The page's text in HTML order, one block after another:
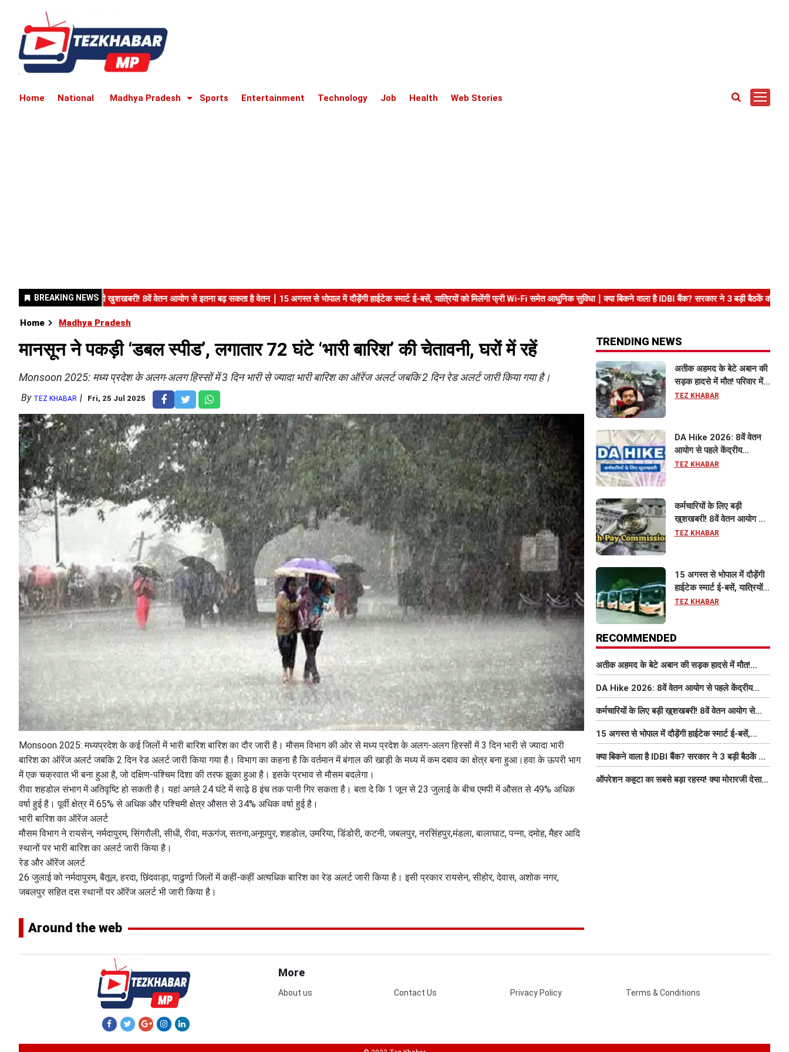
Home National Madhya Pradesh Sports Entertainment Technology Job Health Web Stories
Home Madhya Pradesh
मानसून ने पकड़ी ‘डबल स्पीड’, लगातार 72 घंटे ‘भारी बारिश’ की चेतावनी, घरों में रहें
Monsoon 2025: मध्य प्रदेश के अलग-अलग हिस्सों में 3 दिन भारी से ज्यादा भारी बारिश का ऑरेंज अलर्ट जबकि 2 दिन रेड अलर्ट जारी किया गया है।
By TEZ KHABAR Fri, 25 Jul 2025
Monsoon 2025: मध्यप्रदेश के कई जिलों में भारी बारिश बारिश का दौर जारी है। मौसम विभाग की ओर से मध्य प्रदेश के अलग-अलग हिस्सों में 3 दिन भारी से ज्यादा भारी
बारिश का ऑरेंज अलर्ट जबकि 2 दिन रेड अलर्ट जारी किया गया है। विभाग का कहना है कि वर्तमान में बंगाल की खाड़ी के मध्य में कम दबाव का क्षेत्र बना हुआ।हवा के ऊपरी भाग
में एक चक्रवात भी बना हुआ है, जो दक्षिण-पश्चिम दिशा की तरफ झुका हुआ है। इसके प्रभाव से मौसम बदलेगा।
रीवा शहडोल संभाग में अतिवृष्टि हो सकती है। यहां अगले 24 घंटे में साढ़े 8 इंच तक पानी गिर सकता है। बता दे कि 1 जून से 23 जुलाई के बीच एमपी में औसत से 49% अधिक
वर्षा हुई है। पूर्वी क्षेत्र में 65% से अधिक और पश्चिमी क्षेत्र औसत से 34% अधिक वर्षा हुई है।
भारी बारिश का ऑरेंज अलर्ट
मौसम विभाग ने रायसेन, नर्मदापुरम, सिंगरौली, सीधी, रीवा, मऊगंज, सतना,अनूपपुर, शहडोल, उमरिया, डिंडोरी, कटनी, जबलपुर, नरसिंहपुर,मंडला, बालाघाट, पन्ना, दमोह, मैहर आदि
स्थानों पर भारी बारिश का अलर्ट जारी किया है।
रेड और ऑरेंज अलर्ट
26 जुलाई को नर्मदापुरम, बैतूल, हरदा, छिंदवाड़ा, पाढुर्णा जिलों में कहीं-कहीं अत्यधिक बारिश का रेड अलर्ट जारी किया है। इसी प्रकार रायसेन, सीहोर, देवास, अशोक नगर,
जबलपुर सहित दस स्थानों पर ऑरेंज अलर्ट भी जारी किया है।
Around the web
TRENDING NEWS
अतीक अहमद के बेटे अबान की
सड़क हादसे में मौत! परिवार में
मातम, भाई एहजाम ने क्या कहा?
TEZ KHABAR
DA Hike 2026: 8वें वेतन
आयोग से पहले केंद्रीय
कर्मचारियों को बड़ी राहत, महंगाई
TEZ KHABAR
कर्मचारियों के लिए बड़ी
खुशखबरी! 8वें वेतन आयोग से
इतना बढ़ सकता है वेतन
TEZ KHABAR
15 अगस्त से भोपाल में दौड़ेंगी
हाईटेक स्मार्ट ई-बसें, यात्रियों
को मिलेंगी फ्री Wi-Fi समेत
TEZ KHABAR
RECOMMENDED
अतीक अहमद के बेटे अबान की सड़क हादसे में मौत!
परिवार में मातम, भाई एहजाम ने क्या कहा? जानिए पूरा
मामला
DA Hike 2026: 8वें वेतन आयोग से पहले केंद्रीय
कर्मचारियों को बड़ी राहत, महंगाई भत्ता 63% होने की
संभावना
कर्मचारियों के लिए बड़ी खुशखबरी! 8वें वेतन आयोग से
इतना बढ़ सकता है वेतन
15 अगस्त से भोपाल में दौड़ेंगी हाईटेक स्मार्ट ई-बसें,
यात्रियों को मिलेंगी फ्री Wi-Fi समेत आधुनिक सुविधा
क्या बिकने वाला है IDBI बैंक? सरकार ने 3 बड़ी बैठकें कीं,
निजीकरण की डील पर बढ़ी हलचल
ऑपरेशन कहूटा का सबसे बड़ा रहस्य! क्या मोरारजी देसाई
More
About us Contact Us Privacy Policy Terms & Conditions